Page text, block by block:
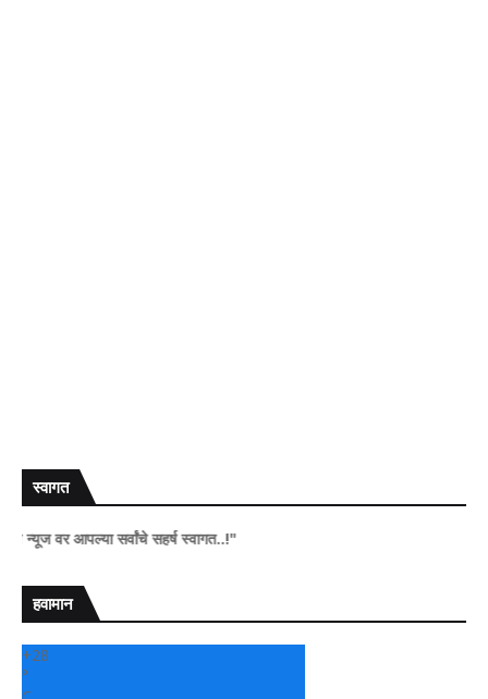
स्वागत
आपल्या सर्वांचे सहर्ष स्वागत..!"
हवामान
+28
°